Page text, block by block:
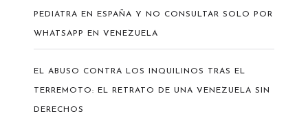
PEDIATRA EN ESPAÑA Y NO CONSULTAR SOLO POR
WHATSAPP EN VENEZUELA
EL ABUSO CONTRA LOS INQUILINOS TRAS EL
TERREMOTO: EL RETRATO DE UNA VENEZUELA SIN
DERECHOS